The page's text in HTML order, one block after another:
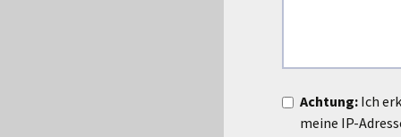
Achtung:Ich
meine IP-